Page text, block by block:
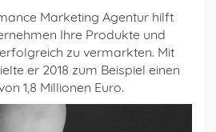
Marketing Agentur hilft
Ihre Produkte und
zu vermarkten. Mit
er 2018 zum Beispiel einen
1,8 Millionen Euro.